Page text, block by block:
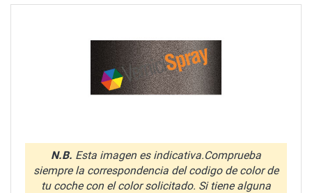
N.B. Esta imagen es indicativa.Comprueba
siempre la correspondencia del codigo de color de
tu coche con el color solicitado. Si tiene alguna